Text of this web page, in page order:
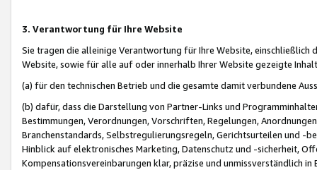
3. Verantwortung für Ihre Website
Sie tragen die alleinige Verantwortung für Ihre Website,
Website, sowie für alle auf oder innerhalb Ihrer Website gezeigte
(a) für den technischen Betrieb und die gesamte damit verbundene
(b) dafür, dass die Darstellung von Partner-Links und
Bestimmungen, Verordnungen, Vorschriften, Regelungen,
Branchenstandards, Selbstregulierungsregeln, Gerichtsurteilen und -
Hinblick auf elektronisches Marketing, Datenschutz und -sicherheit,
Kompensationsvereinbarungen klar, präzise und unmissverständlich